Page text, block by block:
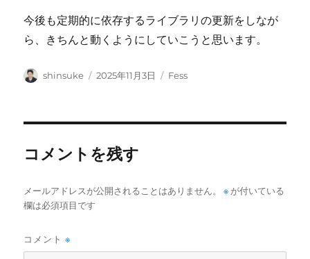
今後も定期的に依存するライブラリの更新をしなが
ら、きちんと動くようにしていこうと思います。
投
shinsuke
投
2025年11月3日
カ
Fess
コメントを残す
メールアドレスが公開されることはありません。 ※が付いている
欄は必須項目です
コメント※